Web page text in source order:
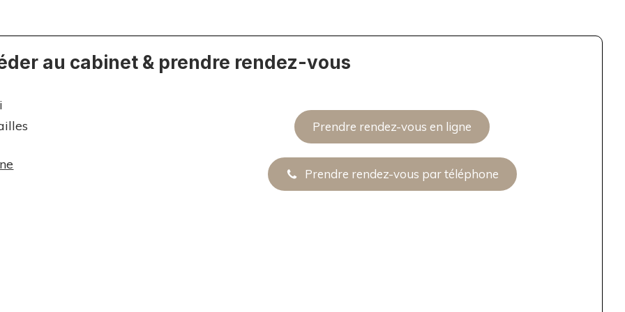
au cabinet & prendre rendez-vous
Prendre rendez-vous en ligne
Prendre rendez-vous par téléphone